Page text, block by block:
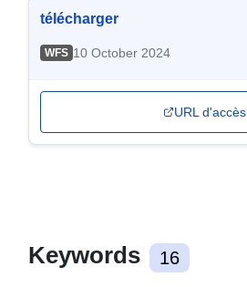
télécharger
WFS 10 October 2024
URL d'accès
Keywords 16